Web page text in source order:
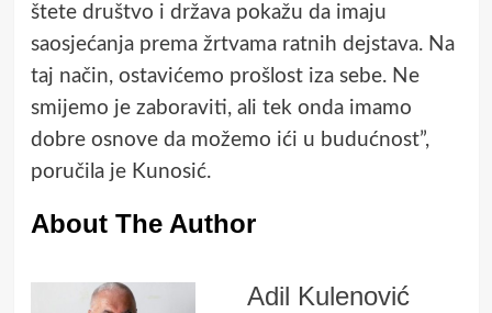
štete društvo i država pokažu da imaju
saosjećanja prema žrtvama ratnih dejstava. Na
taj način, ostavićemo prošlost iza sebe. Ne
smijemo je zaboraviti, ali tek onda imamo
dobre osnove da možemo ići u budućnost”,
poručila je Kunosić.
About The Author
Adil Kulenović